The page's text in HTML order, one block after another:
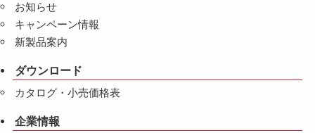
お知らせ
キャンペーン情報
新製品案内
ダウンロード
カタログ・小売価格表
企業情報